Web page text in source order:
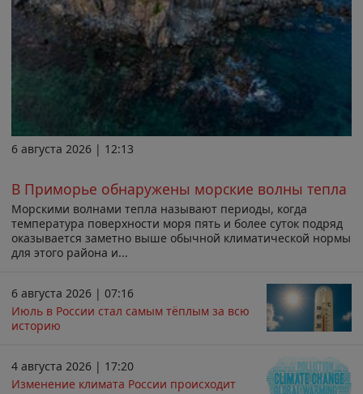
6 августа 2026 | 12:13
В Приморье обнаружены морские волны тепла
Морскими волнами тепла называют периоды, когда
температура поверхности моря пять и более суток подряд
оказывается заметно выше обычной климатической нормы
для этого района и...
6 августа 2026 | 07:16
Июль в России стал самым тёплым за всю
историю
4 августа 2026 | 17:20
Изменение климата России происходит